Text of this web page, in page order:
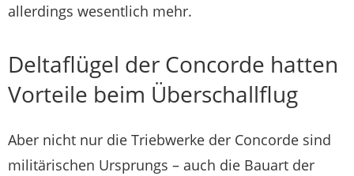
allerdings wesentlich mehr.
Deltaflügel der Concorde hatten
Vorteile beim Überschallflug
Aber nicht nur die Triebwerke der Concorde sind
militärischen Ursprungs – auch die Bauart der